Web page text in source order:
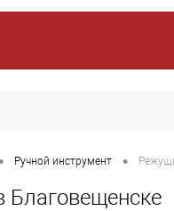
Ручной инструмент •